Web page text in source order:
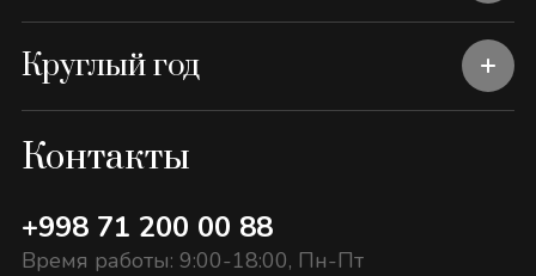
Круглый год
Контакты
+998 71 200 00 88
Время работы: 9:00-18:00, Пн-Пт